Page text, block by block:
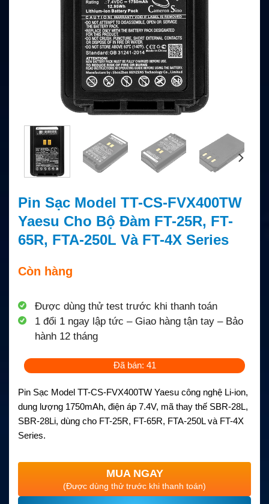
Pin Sạc Model TT-CS-FVX400TW
Yaesu Cho Bộ Đàm FT-25R, FT-
65R, FTA-250L Và FT-4X Series
Còn hàng
Được dùng thử test trước khi thanh toán
1 đổi 1 ngay lập tức – Giao hàng tận tay – Bảo
hành 12 tháng
Đã bán: 41
Pin Sạc Model TT-CS-FVX400TW Yaesu công nghệ Li-ion,
dung lượng 1750mAh, điện áp 7.4V, mã thay thế SBR-28L,
SBR-28Li, dùng cho FT-25R, FT-65R, FTA-250L và FT-4X
Series.
MUA NGAY
(Được dùng thử trước khi thanh toán)